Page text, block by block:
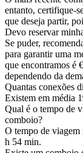
entanto, certifique-
que deseja partir,
Devo reservar
Se puder,
para garantir uma
que encontramos é
dependendo da
Quantas conexões
Existem em média
Qual é o tempo de
comboio?
O tempo de viagem
h 54 min.